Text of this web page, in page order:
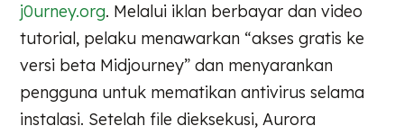
j0urney.org. Melalui iklan berbayar dan video
tutorial, pelaku menawarkan “akses gratis ke
versi beta Midjourney” dan menyarankan
pengguna untuk mematikan antivirus selama
instalasi. Setelah file dieksekusi, Aurora